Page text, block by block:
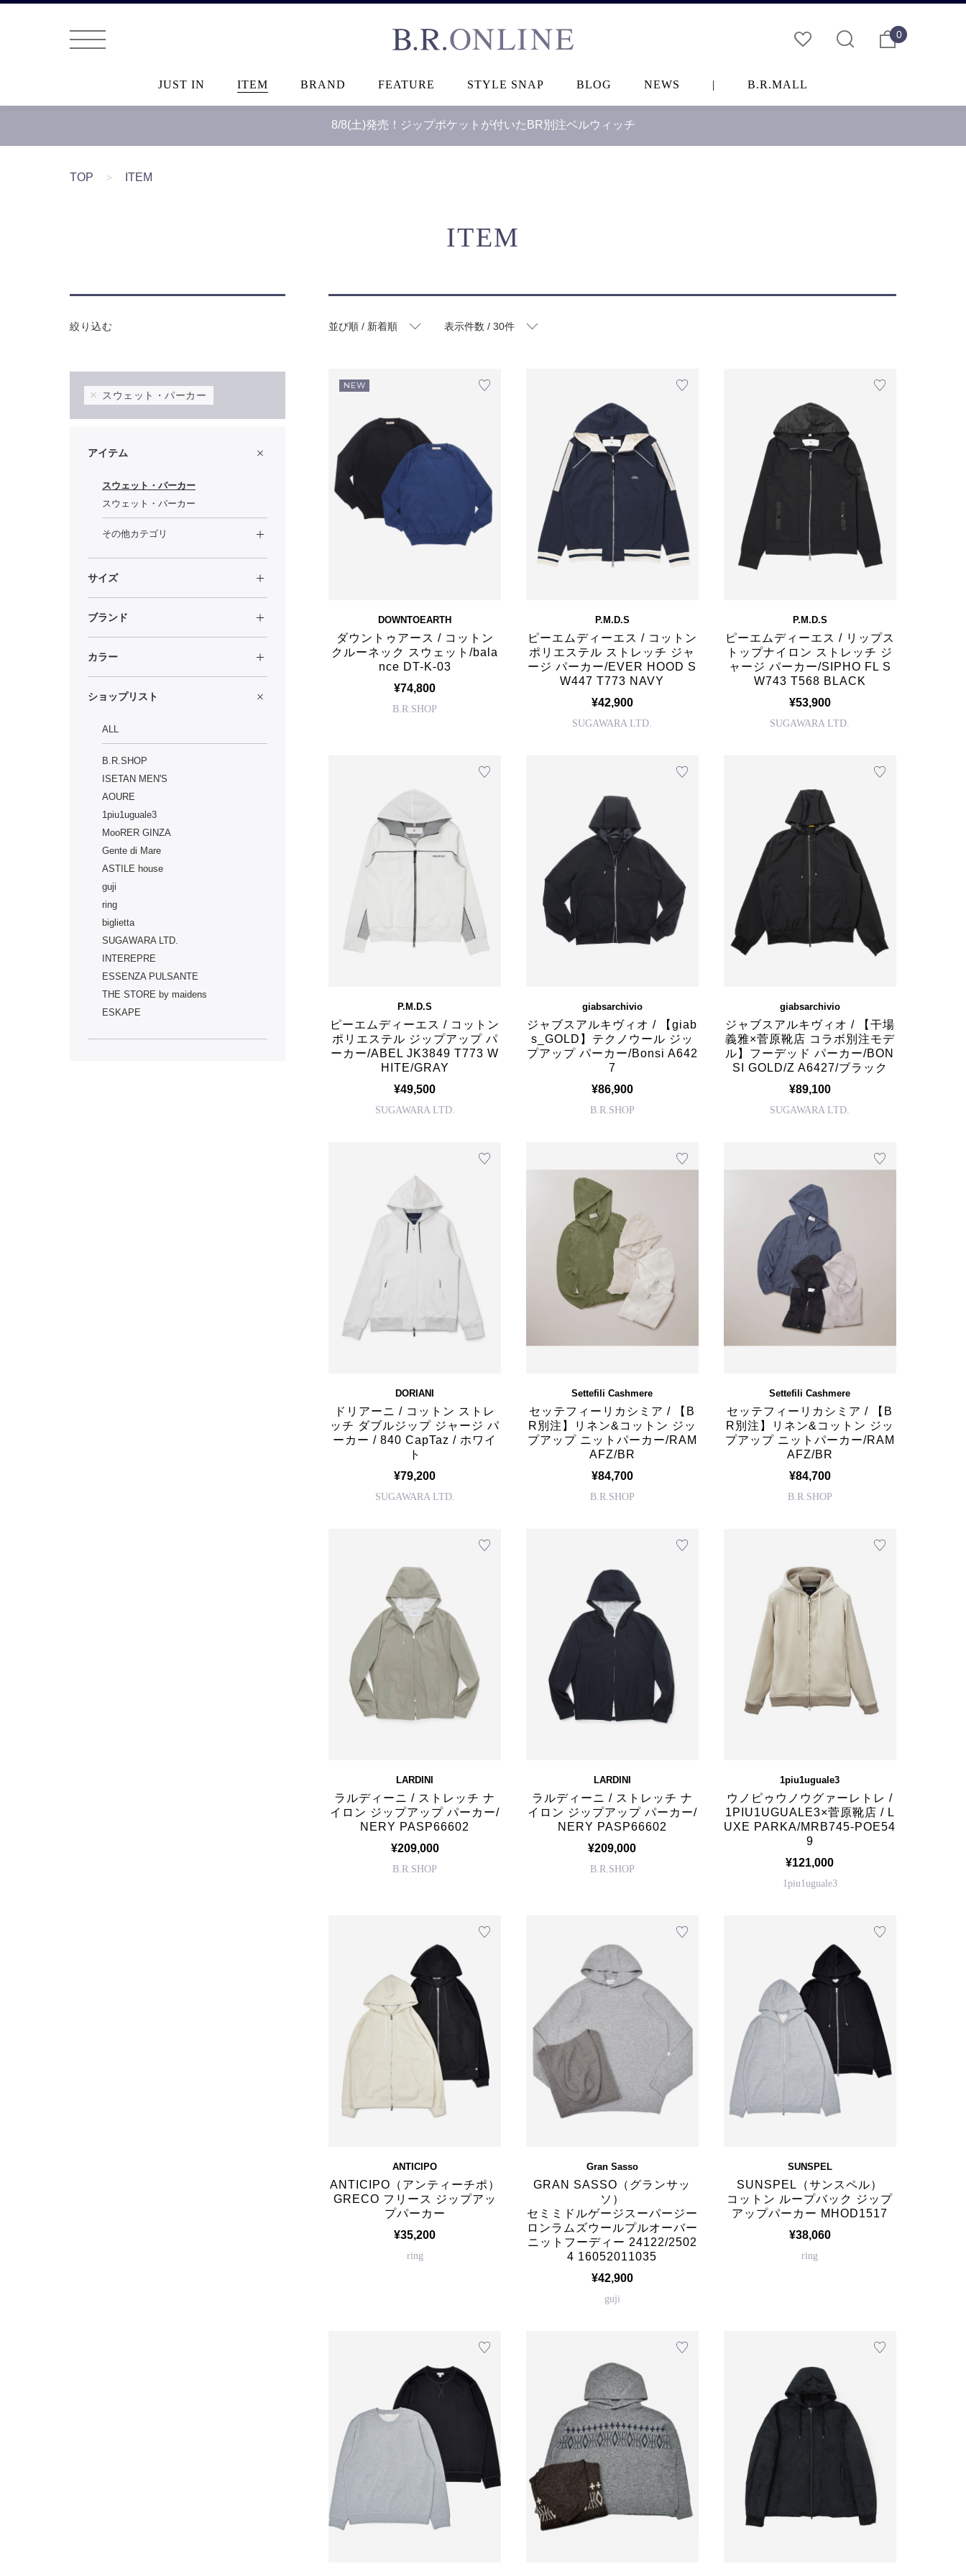
0
JUST IN ITEM BRAND FEATURE STYLE SNAP BLOG NEWS | B.R.MALL
8/8(土)発売！ジップポケットが付いたBR別注ベルウィッチ
TOP ＞ ITEM
ITEM
絞り込む
スウェット・パーカー
アイテム
スウェット・パーカー
スウェット・パーカー
その他カテゴリ
サイズ
ブランド
カラー
ショップリスト
ALL
B.R.SHOP
ISETAN MEN'S
AOURE
1piu1uguale3
MooRER GINZA
Gente di Mare
ASTILE house
guji
ring
biglietta
SUGAWARA LTD.
INTEREPRE
ESSENZA PULSANTE
THE STORE by maidens
ESKAPE
並び順 / 新着順 表示件数 / 30件
NEW
DOWNTOEARTH
ダウントゥアース / コットン
クルーネック スウェット/bala
nce DT-K-03
¥74,800
B.R.SHOP
P.M.D.S
ピーエムディーエス / コットン
ポリエステル ストレッチ ジャ
ージ パーカー/EVER HOOD S
W447 T773 NAVY
¥42,900
SUGAWARA LTD.
P.M.D.S
ピーエムディーエス / リップス
トップナイロン ストレッチ ジ
ャージ パーカー/SIPHO FL S
W743 T568 BLACK
¥53,900
SUGAWARA LTD.
P.M.D.S
ピーエムディーエス / コットン
ポリエステル ジップアップ パ
ーカー/ABEL JK3849 T773 W
HITE/GRAY
¥49,500
SUGAWARA LTD.
giabsarchivio
ジャブスアルキヴィオ / 【giab
s_GOLD】テクノウール ジッ
プアップ パーカー/Bonsi A642
7
¥86,900
B.R.SHOP
giabsarchivio
ジャブスアルキヴィオ / 【干場
義雅×菅原靴店 コラボ別注モデ
ル】フーデッド パーカー/BON
SI GOLD/Z A6427/ブラック
¥89,100
SUGAWARA LTD.
DORIANI
ドリアーニ / コットン ストレ
ッチ ダブルジップ ジャージ パ
ーカー / 840 CapTaz / ホワイ
ト
¥79,200
SUGAWARA LTD.
Settefili Cashmere
セッテフィーリカシミア / 【B
R別注】リネン&コットン ジッ
プアップ ニットパーカー/RAM
AFZ/BR
¥84,700
B.R.SHOP
Settefili Cashmere
セッテフィーリカシミア / 【B
R別注】リネン&コットン ジッ
プアップ ニットパーカー/RAM
AFZ/BR
¥84,700
B.R.SHOP
LARDINI
ラルディーニ / ストレッチ ナ
イロン ジップアップ パーカー/
NERY PASP66602
¥209,000
B.R.SHOP
LARDINI
ラルディーニ / ストレッチ ナ
イロン ジップアップ パーカー/
NERY PASP66602
¥209,000
B.R.SHOP
1piu1uguale3
ウノピゥウノウグァーレトレ /
1PIU1UGUALE3×菅原靴店 / L
UXE PARKA/MRB745-POE54
9
¥121,000
1piu1uguale3
ANTICIPO
ANTICIPO（アンティーチポ）
GRECO フリース ジップアッ
プパーカー
¥35,200
ring
Gran Sasso
GRAN SASSO（グランサッ
ソ）
セミミドルゲージスーパージー
ロンラムズウールプルオーバー
ニットフーディー 24122/2502
4 16052011035
¥42,900
guji
SUNSPEL
SUNSPEL（サンスペル）
コットン ループバック ジップ
アップパーカー MHOD1517
¥38,060
ring